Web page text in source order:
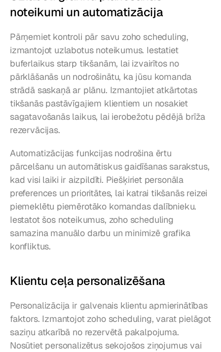
noteikumi un automatizācija
Pārņemiet kontroli pār savu zoho scheduling,
izmantojot uzlabotus noteikumus. Iestatiet
buferlaikus starp tikšanām, lai izvairītos no
pārklāšanās un nodrošinātu, ka jūsu komanda
strādā saskaņā ar plānu. Izmantojiet atkārtotas
tikšanās pastāvīgajiem klientiem un nosakiet
sagatavošanās laikus, lai ierobežotu pēdējā brīža
rezervācijas.
Automatizācijas funkcijas nodrošina ērtu
pārcelšanu un automātiskus gaidīšanas sarakstus,
kad visi laiki ir aizpildīti. Piešķiriet personāla
preferences un prioritātes, lai katrai tikšanās reizei
piemeklētu piemērotāko komandas dalībnieku.
Iestatot šos noteikumus, zoho scheduling
samazina manuālo darbu un minimizē grafika
konfliktus.
Klientu ceļa personalizēšana
Personalizācija ir galvenais klientu apmierinātības
faktors. Izmantojot zoho scheduling, varat pielāgot
saziņu atkarībā no rezervētā pakalpojuma.
Nosūtiet personalizētus sekojošos ziņojumus vai